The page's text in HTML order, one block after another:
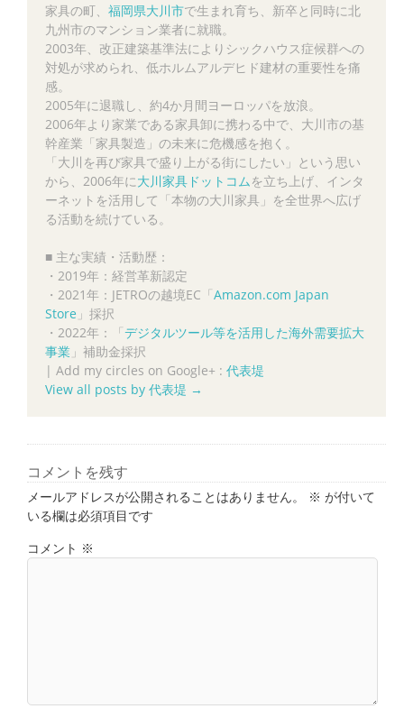
家具の町、 福岡県大川市で生まれ育ち、新卒と同時に北
九州市のマンション業者に就職。
2003年、改正建築基準法によりシックハウス症候群への
対処が求められ、低ホルムアルデヒド建材の重要性を痛
感。
2005年に退職し、約4か月間ヨーロッパを放浪。
2006年より家業である家具卸に携わる中で、大川市の基
幹産業「家具製造」の未来に危機感を抱く。
「大川を再び家具で盛り上がる街にしたい」という思い
から、2006年に大川家具ドットコム を立ち上げ、インタ
ーネットを活用して「本物の大川家具」を全世界へ広げ
る活動を続けている。
■ 主な実績・活動歴：
・2019年：経営革新認定
・2021年：JETROの越境EC「Amazon.com Japan
Store 」採択
・2022年：「デジタルツール等を活用した海外需要拡大
事業 」補助金採択
| Add my circles on Google+ : 代表堤
View all posts by 代表堤 →
コメントを残す
メールアドレスが公開されることはありません。 ※ が付いて
いる欄は必須項目です
コメント ※